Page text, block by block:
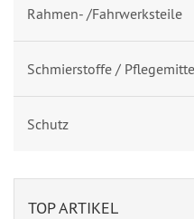
Rahmen- /Fahrwerksteile
Schmierstoffe /
Schutz
TOP ARTIKEL